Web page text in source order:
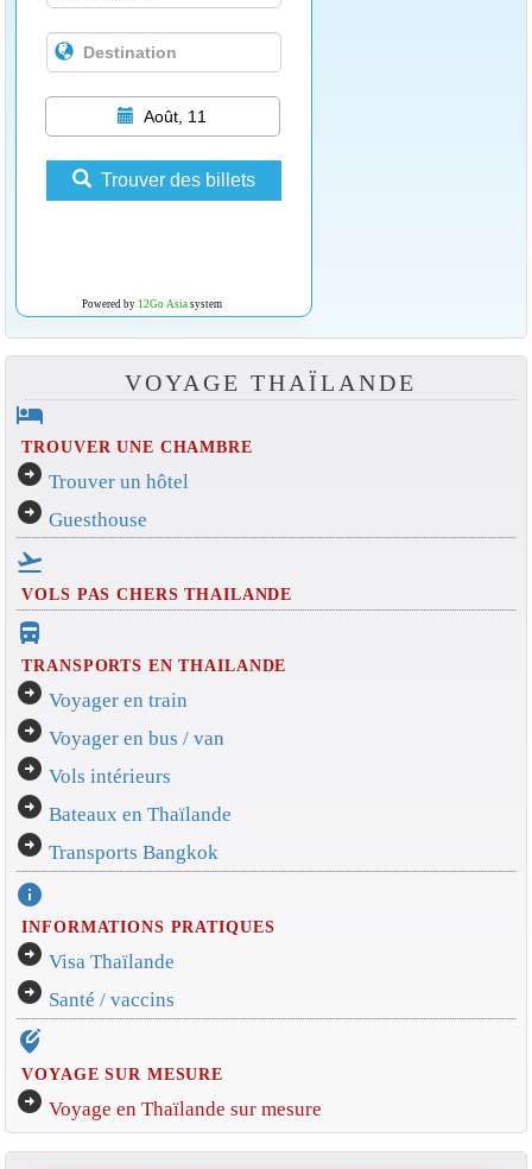
Août, 11
Trouver des billets
Powered by 12Go Asiasystem
VOYAGE THAÏLANDE
hotel
TROUVER UNE CHAMBRE
arrow_circle_right Trouver un hôtel
arrow_circle_right Guesthouse
flight_takeoff
VOLS PAS CHERS THAILANDE
directions_bus_filled
TRANSPORTS EN THAILANDE
arrow_circle_right Voyager en train
arrow_circle_right Voyager en bus / van
arrow_circle_right Vols intérieurs
arrow_circle_right Bateaux en Thaïlande
arrow_circle_right Transports Bangkok
info
INFORMATIONS PRATIQUES
arrow_circle_right Visa Thaïlande
arrow_circle_right Santé / vaccins
edit_location_alt
VOYAGE SUR MESURE
arrow_circle_right Voyage en Thaïlande sur mesure